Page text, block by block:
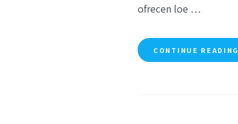
ofrecen loe …
CONTINUE READING